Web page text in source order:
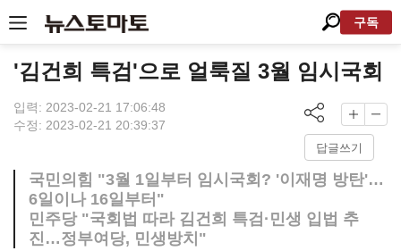
구독
'김건희 특검'으로 얼룩질 3월 임시국회
입력: 2023-02-21 17:06:48
수정: 2023-02-21 20:39:37
답글쓰기
국민의힘 "3월 1일부터 임시국회? '이재명 방탄'…
6일이나 16일부터"
민주당 "국회법 따라 김건희 특검·민생 입법 추
진…정부여당, 민생방치"